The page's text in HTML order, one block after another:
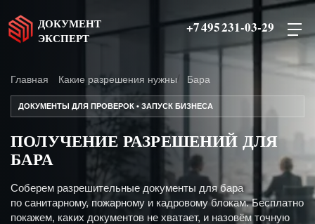
ДОКУМЕНТ
ЭКСПЕРТ
+7 495 231-03-29
Главная Какие разрешения нужны Бара
ДОКУМЕНТЫ ДЛЯ ПРОВЕРОК • ЗАПУСК БИЗНЕСА
ПОЛУЧЕНИЕ РАЗРЕШЕНИЙ ДЛЯ
БАРА
Соберем разрешительные документы для бара
по санитарному, пожарному и кадровому блокам. Бесплатно
покажем, каких документов не хватает, и назовём точную